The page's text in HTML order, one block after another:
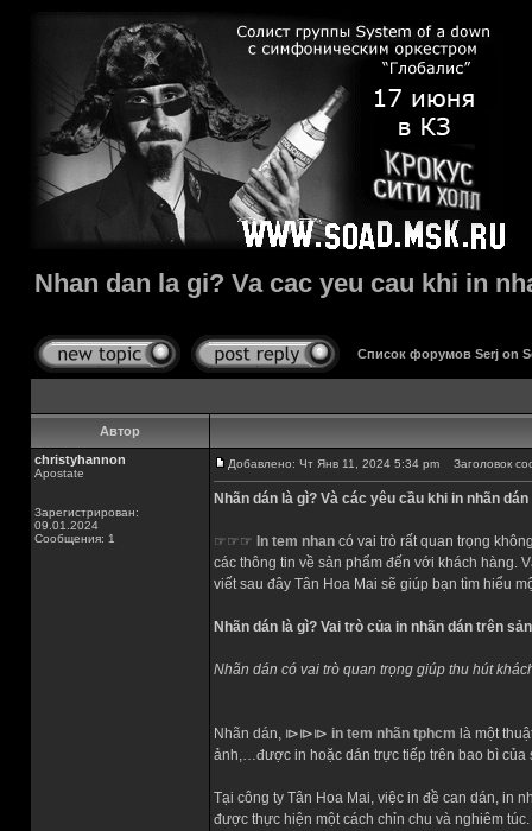
Nhan dan la gi? Va cac yeu cau khi in
Список форумов Serj on
Автор
christyhannon
Apostate
Зарегистрирован:
09.01.2024
Сообщения: 1
Добавлено: Чт Янв 11, 2024 5:34 pm Заголовок
Nhãn dán là gì? Và các yêu cầu khi in nhãn
☞☞☞ In tem nhan có vai trò rất quan trọng
các thông tin về sản phẩm đến với khách hàng.
viết sau đây Tân Hoa Mai sẽ giúp bạn tìm hiểu
Nhãn dán là gì? Vai trò của in nhãn dán trên
Nhãn dán có vai trò quan trọng giúp thu hút
Nhãn dán, ⧐⧐⧐ in tem nhãn tphcm là một
ảnh,…được in hoặc dán trực tiếp trên bao bì của
Tại công ty Tân Hoa Mai, việc in đề can dán, in
được thực hiện một cách chỉn chu và nghiêm